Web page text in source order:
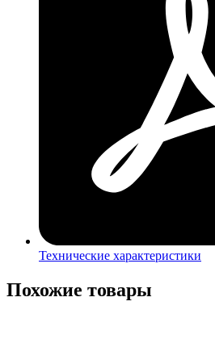
Технические характеристики
Похожие товары